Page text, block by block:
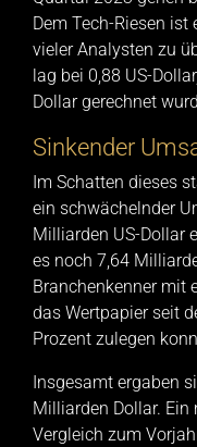
Dem Tech-Riesen ist
vieler Analysten zu
lag bei 0,88 US-
Dollar gerechnet
Sinkender
Im Schatten dieses
ein schwächelnder
Milliarden US-Dollar
es noch 7,64
Branchenkenner mit
das Wertpapier seit
Prozent zulegen
Insgesamt ergaben
Milliarden Dollar.
Vergleich zum